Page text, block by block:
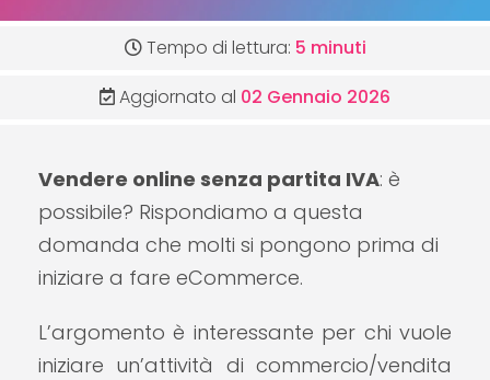
Tempo di lettura: 5 minuti
Aggiornato al 02 Gennaio 2026
Vendere online senza partita IVA: è
possibile? Rispondiamo a questa
domanda che molti si pongono prima di
iniziare a fare eCommerce.
L’argomento è interessante per chi vuole
iniziare un’attività di commercio/vendita